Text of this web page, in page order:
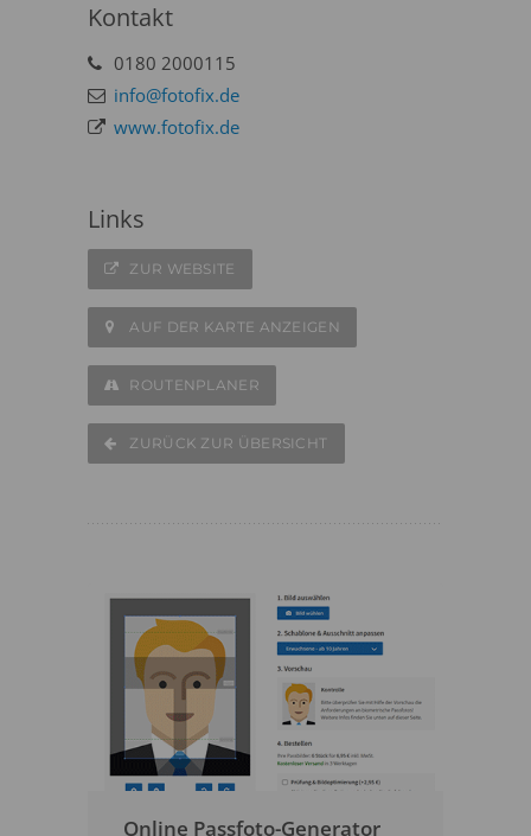
Kontakt
0180 2000115
info@fotofix.de
www.fotofix.de
Links
ZUR WEBSITE
AUF DER KARTE ANZEIGEN
ROUTENPLANER
ZURÜCK ZUR ÜBERSICHT
Online Passfoto-Generator